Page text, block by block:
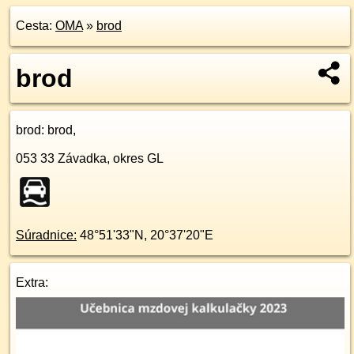
Cesta: OMA» brod
brod
brod: brod,
053 33 Závadka, okres GL
Súradnice: 48°51'33"N , 20°37'20"E
Extra: